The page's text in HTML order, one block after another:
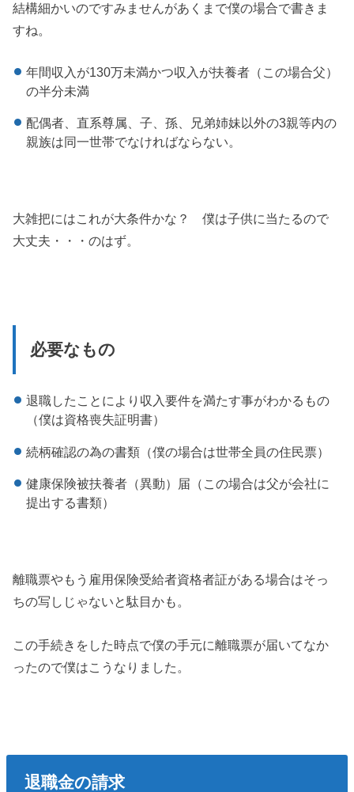
結構細かいのですみませんがあくまで僕の場合で書きま
すね。
年間収入が130万未満かつ収入が扶養者（この場合父）
の半分未満
配偶者、直系尊属、子、孫、兄弟姉妹以外の3親等内の
親族は同一世帯でなければならない。
大雑把にはこれが大条件かな？ 僕は子供に当たるので
大丈夫・・・のはず。
必要なもの
退職したことにより収入要件を満たす事がわかるもの
（僕は資格喪失証明書）
続柄確認の為の書類（僕の場合は世帯全員の住民票）
健康保険被扶養者（異動）届（この場合は父が会社に
提出する書類）
離職票やもう雇用保険受給者資格者証がある場合はそっ
ちの写しじゃないと駄目かも。
この手続きをした時点で僕の手元に離職票が届いてなか
ったので僕はこうなりました。
退職金の請求